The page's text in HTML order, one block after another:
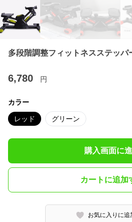
多段階調整フィットネスステッパ
6,780 円
カラー
レッド グリーン
購入画面に
カートに追加
お気に入りに追